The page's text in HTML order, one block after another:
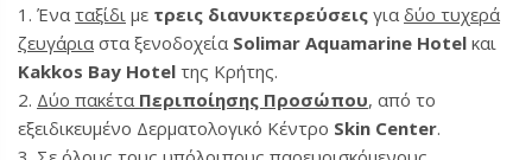
1. Ένα ταξίδι με τρεις διανυκτερεύσεις για δύο τυχερά
ζευγάρια στα ξενοδοχεία Solimar Aquamarine Hotel και
Kakkos Bay Hotel της Κρήτης.
2. Δύο πακέτα Περιποίησης Προσώπου, από το
εξειδικευμένο Δερματολογικό Κέντρο Skin Center.